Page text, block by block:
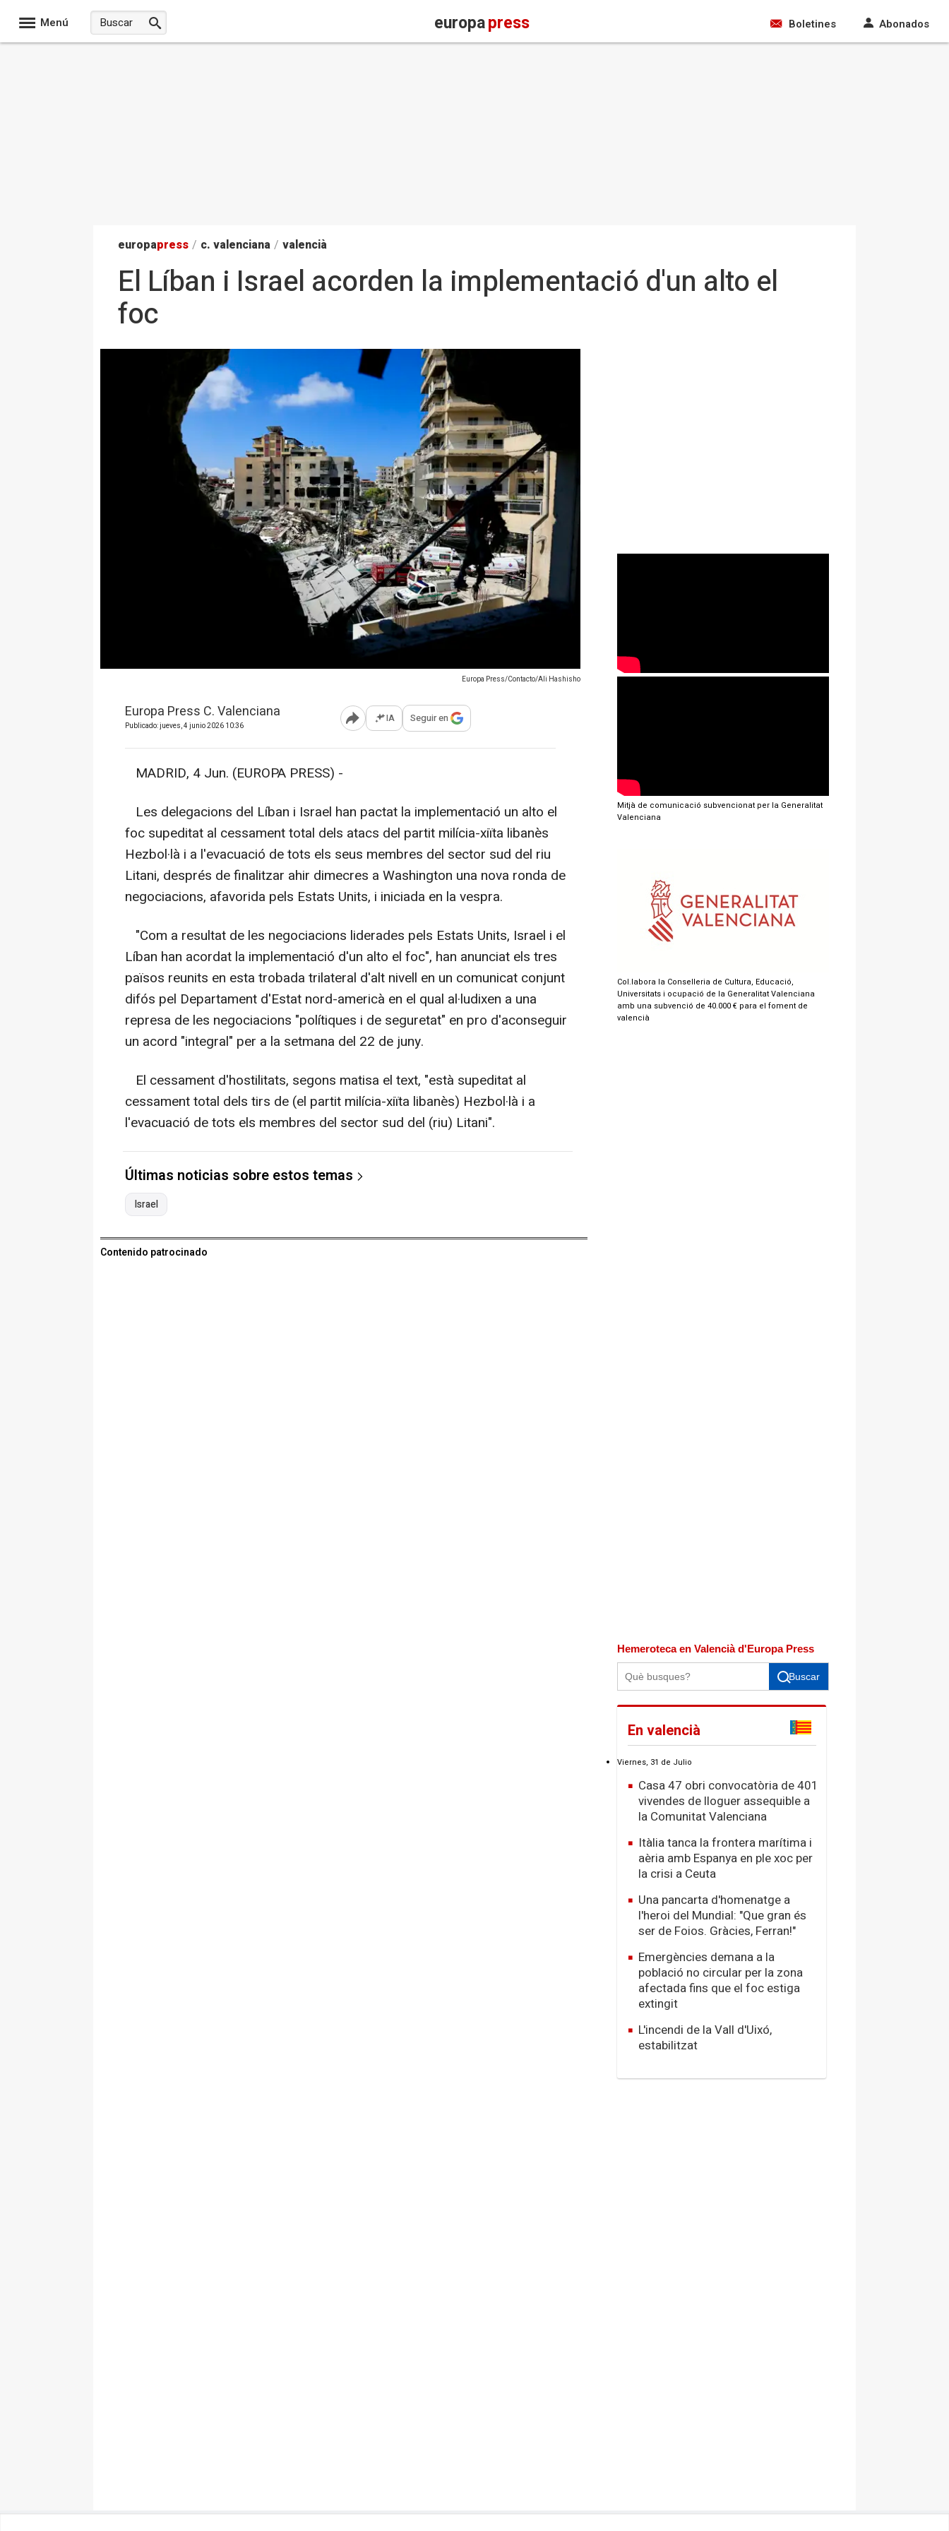
Menú europapress Boletines Abonados
europapress / c. valenciana / valencià
El Líban i Israel acorden la implementació d'un alto el
foc
Europa Press/Contacto/Ali Hashisho
Europa Press C. Valenciana
Publicado: jueves, 4 junio 2026 10:36 Abrir opciones para compartir
IA Seguir en
MADRID, 4 Jun. (EUROPA PRESS) -
Les delegacions del Líban i Israel han pactat la implementació un alto el
foc supeditat al cessament total dels atacs del partit milícia-xiïta libanès
Hezbol·là i a l'evacuació de tots els seus membres del sector sud del riu
Litani, després de finalitzar ahir dimecres a Washington una nova ronda de
negociacions, afavorida pels Estats Units, i iniciada en la vespra.
"Com a resultat de les negociacions liderades pels Estats Units, Israel i el
Líban han acordat la implementació d'un alto el foc", han anunciat els tres
països reunits en esta trobada trilateral d'alt nivell en un comunicat conjunt
difós pel Departament d'Estat nord-americà en el qual al·ludixen a una
represa de les negociacions "polítiques i de seguretat" en pro d'aconseguir
un acord "integral" per a la setmana del 22 de juny.
El cessament d'hostilitats, segons matisa el text, "està supeditat al
cessament total dels tirs de (el partit milícia-xiïta libanès) Hezbol·là i a
l'evacuació de tots els membres del sector sud del (riu) Litani".
Últimas noticias sobre estos temas
Israel
Contenido patrocinado
Mitjà de comunicació subvencionat per la Generalitat
Valenciana
Col.labora la Conselleria de Cultura, Educació,
Universitats i ocupació de la Generalitat Valenciana
amb una subvenció de 40.000 € para el foment de
valencià
Hemeroteca en Valencià d'Europa Press
Buscar
En valencià
Viernes, 31 de Julio
Casa 47 obri convocatòria de 401
vivendes de lloguer assequible a
la Comunitat Valenciana
Itàlia tanca la frontera marítima i
aèria amb Espanya en ple xoc per
la crisi a Ceuta
Una pancarta d'homenatge a
l'heroi del Mundial: "Que gran és
ser de Foios. Gràcies, Ferran!"
Emergències demana a la
població no circular per la zona
afectada fins que el foc estiga
extingit
L'incendi de la Vall d'Uixó,
estabilitzat